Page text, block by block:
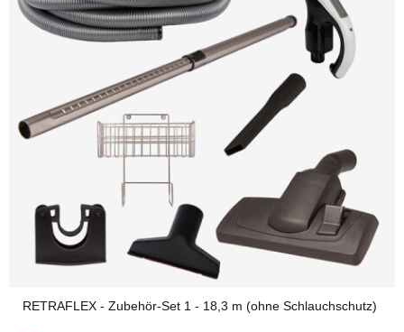
RETRAFLEX - Zubehör-Set 1 - 18,3 m (ohne Schlauchschutz)